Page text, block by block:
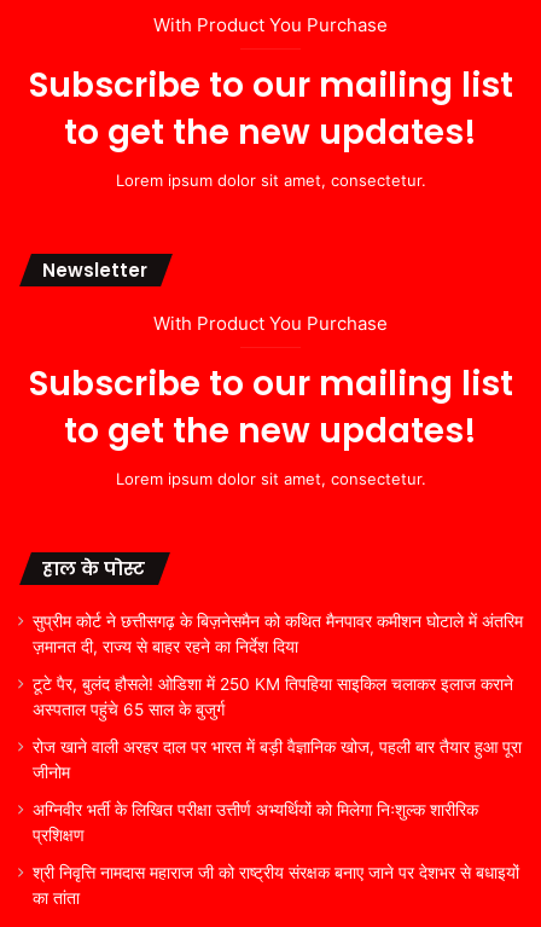
With Product You Purchase
Subscribe to our mailing list
to get the new updates!
Lorem ipsum dolor sit amet, consectetur.
Newsletter
With Product You Purchase
Subscribe to our mailing list
to get the new updates!
Lorem ipsum dolor sit amet, consectetur.
हाल के पोस्ट
सुप्रीम कोर्ट ने छत्तीसगढ़ के बिज़नेसमैन को कथित मैनपावर कमीशन घोटाले में अंतरिम
ज़मानत दी, राज्य से बाहर रहने का निर्देश दिया
टूटे पैर, बुलंद हौसले! ओडिशा में 250 KM तिपहिया साइकिल चलाकर इलाज कराने
अस्पताल पहुंचे 65 साल के बुजुर्ग
रोज खाने वाली अरहर दाल पर भारत में बड़ी वैज्ञानिक खोज, पहली बार तैयार हुआ पूरा
जीनोम
अग्निवीर भर्ती के लिखित परीक्षा उत्तीर्ण अभ्यर्थियों को मिलेगा निःशुल्क शारीरिक
प्रशिक्षण
श्री निवृत्ति नामदास महाराज जी को राष्ट्रीय संरक्षक बनाए जाने पर देशभर से बधाइयों
का तांता